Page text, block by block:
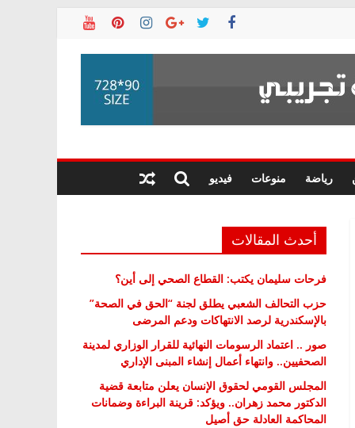
رياضة منوعات فيديو
أحدث المقالات
فرحات سليمان يكتب: القطاع الصحي إلى أين؟
حزب التحالف الشعبي يطلق لجنة “الحق في الصحة”
بالإسكندرية لرصد الانتهاكات ودعم المرضى
صور .. اعتماد الرسومات النهائية للقرار الوزاري لمدينة
الصحفيين.. وانتهاء أعمال إنشاء المبنى الإداري
المجلس القومي لحقوق الإنسان يعلن متابعة قضية
الدكتور محمد زهران.. ويؤكد: قرينة البراءة وضمانات
المحاكمة العادلة حق أصيل